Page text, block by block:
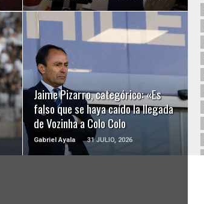
Jaime Pizarro, categórico: «Es
falso que se haya caído la llegada
de Vozinha a Colo Colo
Gabriel Ayala 31 JULIO, 2026
LEER MÁS